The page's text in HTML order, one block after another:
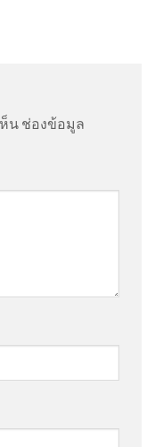
ยมวิทยา
ชกเลืoดกบปาก
ร์ – อาทิตย์
น ช่องข้อมูล